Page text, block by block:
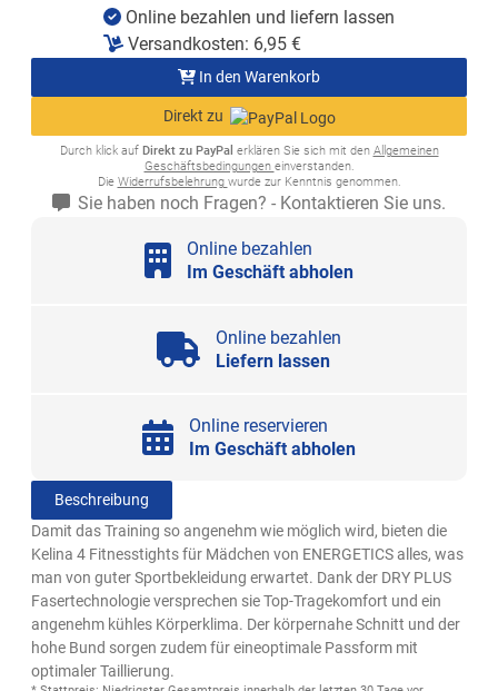
Online bezahlen und liefern lassen
Versandkosten: 6,95 €
In den Warenkorb
Direkt zu
Durch klick auf Direkt zu PayPal erklären Sie sich mit den Allgemeinen
Geschäftsbedingungen einverstanden.
Die Widerrufsbelehrung wurde zur Kenntnis genommen.
Sie haben noch Fragen? - Kontaktieren Sie uns.
Online bezahlen
Im Geschäft abholen
Online bezahlen
Liefern lassen
Online reservieren
Im Geschäft abholen
Beschreibung
Damit das Training so angenehm wie möglich wird, bieten die
Kelina 4 Fitnesstights für Mädchen von ENERGETICS alles, was
man von guter Sportbekleidung erwartet. Dank der DRY PLUS
Fasertechnologie versprechen sie Top-Tragekomfort und ein
angenehm kühles Körperklima. Der körpernahe Schnitt und der
hohe Bund sorgen zudem für eineoptimale Passform mit
optimaler Taillierung.